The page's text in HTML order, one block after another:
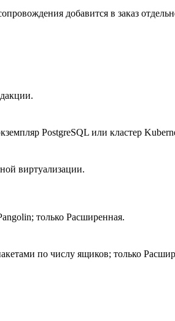
добавится в заказ
PostgreSQL или кластер
виртуализации.
только Расширенная.
по числу ящиков; только